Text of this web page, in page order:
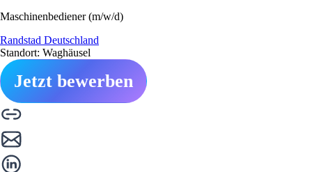
Maschinenbediener (m/w/d)
Randstad Deutschland
Standort: Waghäusel
Jetzt bewerben